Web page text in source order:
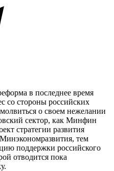
в последнее время
со стороны российских
о своем нежелании
сектор, как Минфин
стратегии развития
тем
поддержки российского
отводится пока